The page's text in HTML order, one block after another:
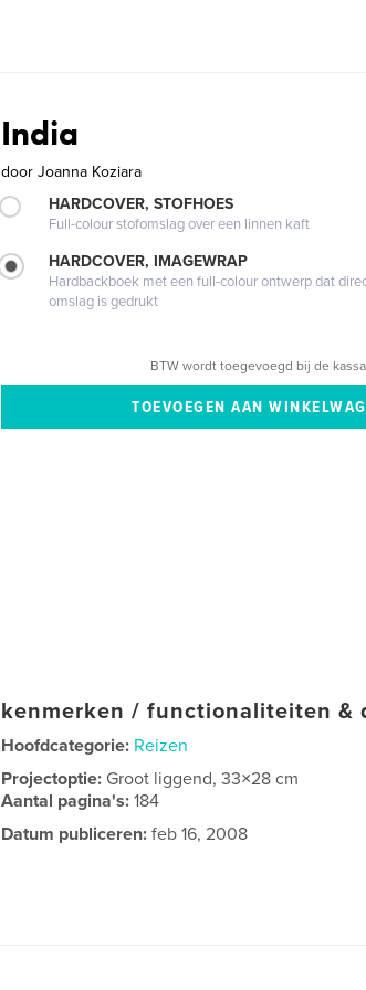
India
door Joanna Koziara
HARDCOVER, STOFHOES
Full-colour stofomslag over een linnen kaft
HARDCOVER, IMAGEWRAP
Hardbackboek met een full-colour ontwerp dat
omslag is gedrukt
BTW wordt toegevoegd bij de
kenmerken / functionaliteiten &
Hoofdcategorie: Reizen
Projectoptie: Groot liggend, 33×28 cm
Aantal pagina's:184
Datum publiceren: feb 16, 2008